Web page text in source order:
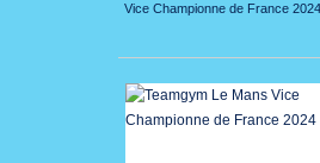
Vice Championne de France 2024